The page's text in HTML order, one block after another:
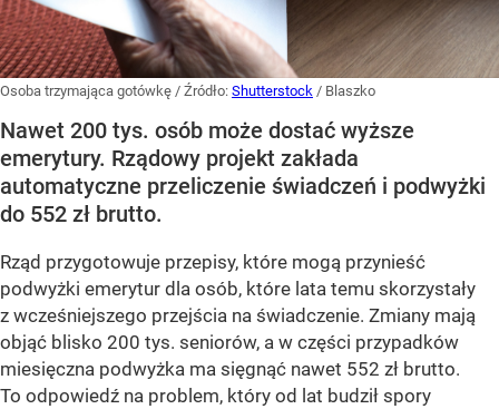
Osoba trzymająca gotówkę / Źródło: Shutterstock / Blaszko
Nawet 200 tys. osób może dostać wyższe
emerytury. Rządowy projekt zakłada
automatyczne przeliczenie świadczeń i podwyżki
do 552 zł brutto.
Rząd przygotowuje przepisy, które mogą przynieść
podwyżki emerytur dla osób, które lata temu skorzystały
z wcześniejszego przejścia na świadczenie. Zmiany mają
objąć blisko 200 tys. seniorów, a w części przypadków
miesięczna podwyżka ma sięgnąć nawet 552 zł brutto.
To odpowiedź na problem, który od lat budził spory